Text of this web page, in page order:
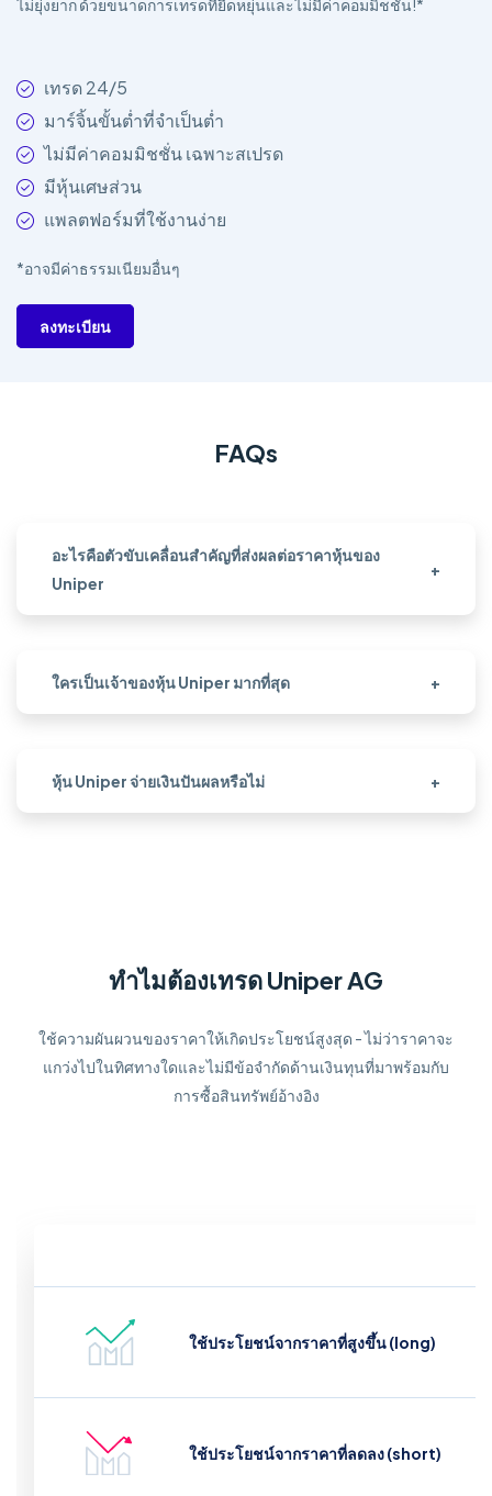
ไม่ยุ่งยาก ด้วยขนาดการเทรดที่ยืดหยุ่นและไม่มีค่าคอมมิชชั่น!*
เทรด 24/5
มาร์จิ้นขั้นต่ำที่จำเป็นต่ำ
ไม่มีค่าคอมมิชชั่น เฉพาะสเปรด
มีหุ้นเศษส่วน
แพลตฟอร์มที่ใช้งานง่าย
*อาจมีค่าธรรมเนียมอื่นๆ
ลงทะเบียน
FAQs
อะไรคือตัวขับเคลื่อนสำคัญที่ส่งผลต่อราคาหุ้นของ
Uniper
+
ใครเป็นเจ้าของหุ้น Uniper มากที่สุด +
หุ้น Uniper จ่ายเงินปันผลหรือไม่ +
ทำไมต้องเทรด Uniper AG
ใช้ความผันผวนของราคาให้เกิดประโยชน์สูงสุด - ไม่ว่าราคาจะ
แกว่งไปในทิศทางใดและไม่มีข้อจำกัดด้านเงินทุนที่มาพร้อมกับ
การซื้อสินทรัพย์อ้างอิง
ใช้ประโยชน์จากราคาที่สูงขึ้น (long)
ใช้ประโยชน์จากราคาที่ลดลง (short)